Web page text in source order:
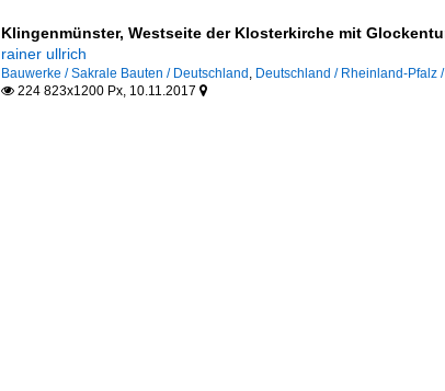
Klingenmünster, Westseite der Klosterkirche mit
rainer ullrich
Bauwerke / Sakrale Bauten / Deutschland , Deutschland / Rheinland-Pfalz
224 823x1200 Px, 10.11.2017 